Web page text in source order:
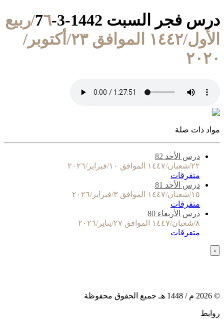
درس فجر السبت 1442-3-7
٦/ربيع
الأول/١٤٤٢ الموافق ٢٣/أكتوبر/
٢٠٢٠
مواد ذات صلة
درس الأحد 82
٢٢/شعبان/١٤٤٧ الموافق ١٠/فبراير/٢٠٢٦
متفرقات
درس الأحد 81
١٥/شعبان/١٤٤٧ الموافق ٣/فبراير/٢٠٢٦
متفرقات
درس الأربعاء 80
٨/شعبان/١٤٤٧ الموافق ٢٧/يناير/٢٠٢٦
متفرقات
›
©
2026 م / 1448 هـ جميع الحقوق محفوظة
روابط